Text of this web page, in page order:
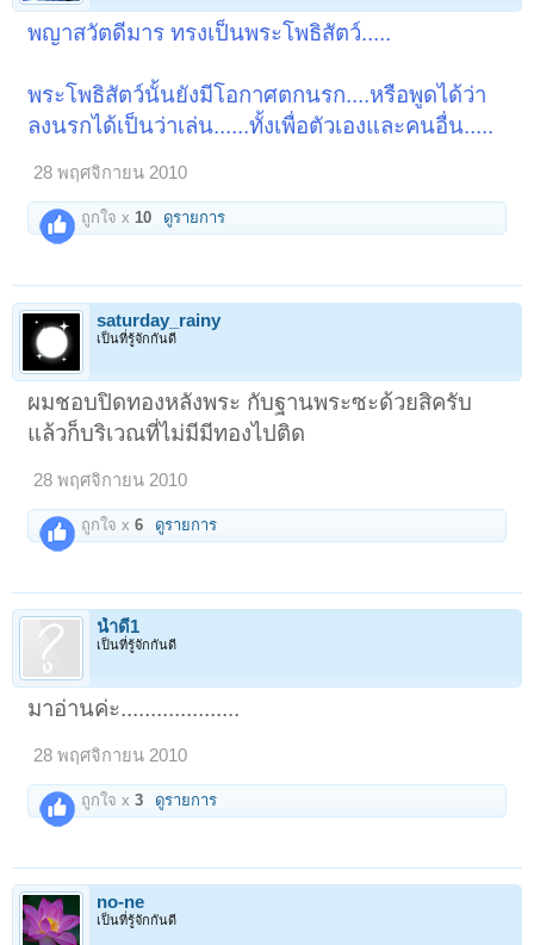
พญาสวัตดีมาร ทรงเป็นพระโพธิสัตว์.....
พระโพธิสัตว์นั้นยังมีโอกาศตกนรก....หรือพูดได้ว่า
ลงนรกได้เป็นว่าเล่น......ทั้งเพื่อตัวเองและคนอื่น.....
28 พฤศจิกายน 2010
ถูกใจ x10 ดูรายการ
saturday_rainy
เป็นที่รู้จักกันดี
ผมชอบปิดทองหลังพระ กับฐานพระซะด้วยสิครับ
แล้วก็บริเวณที่ไม่มีมีทองไปติด
28 พฤศจิกายน 2010
ถูกใจ x6 ดูรายการ
น้ำดี1
เป็นที่รู้จักกันดี
มาอ่านค่ะ....................
28 พฤศจิกายน 2010
ถูกใจ x3 ดูรายการ
no-ne
เป็นที่รู้จักกันดี